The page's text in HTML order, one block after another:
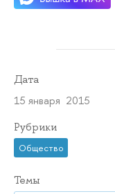
Дата
15 января 2015
Рубрики
Общество
Темы